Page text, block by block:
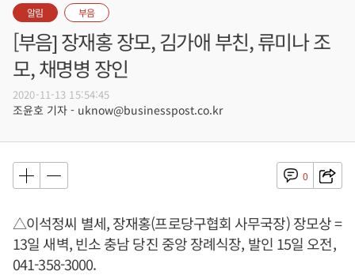
알림 부음
[부음] 장재홍 장모, 김가애 부친, 류미나 조
모, 채명병 장인
2020-11-13 15:54:45
조윤호 기자 - uknow@businesspost.co.kr
0
△이석정씨 별세, 장재홍(프로당구협회 사무국장) 장모상 =
13일 새벽, 빈소 충남 당진 중앙 장례식장, 발인 15일 오전,
041-358-3000.